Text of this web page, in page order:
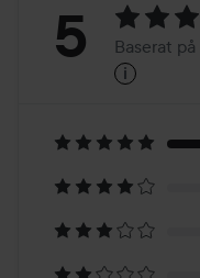
på
1
5 Baserat
i